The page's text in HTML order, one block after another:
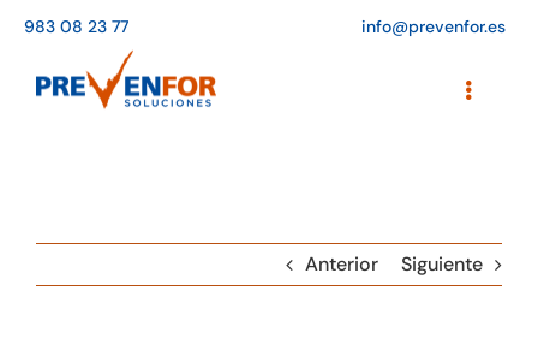
contenido
983 08 23 77 info@prevenfor.es
Toggle
Anterior Siguiente